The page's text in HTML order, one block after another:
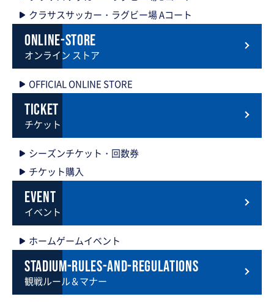
クラサスサッカー・ラグビー場 Aコート
online-store
オンライン ストア
OFFICIAL ONLINE STORE
ticket
チケット
シーズンチケット・回数券
チケット購入
event
イベント
ホームゲームイベント
stadium-rules-and-regulations
観戦ルール＆マナー